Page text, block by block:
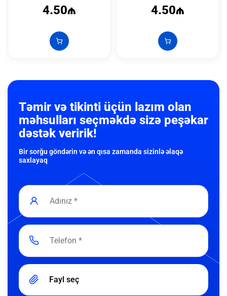
4.50₼ 4.50₼
Təmir və tikinti üçün lazım olan
məhsulları seçməkdə sizə peşəkar
dəstək veririk!
Bir sorğu göndərin və ən qısa zamanda sizinlə əlaqə
saxlayaq
Fayl seç